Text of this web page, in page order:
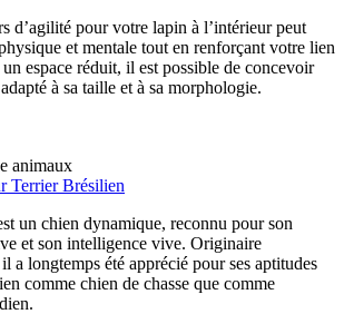
d’agilité pour votre lapin à l’intérieur peut
et mentale tout en renforçant votre lien
espace réduit, il est possible de concevoir
à sa taille et à sa morphologie.
animaux
Terrier Brésilien
un chien dynamique, reconnu pour son
et son intelligence vive. Originaire
a longtemps été apprécié pour ses aptitudes
comme chien de chasse que comme